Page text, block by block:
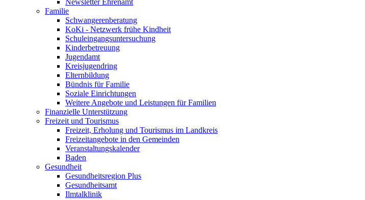
Newsletter Ehrenamt
Familie
Schwangerenberatung
KoKi - Netzwerk frühe Kindheit
Schuleingangsuntersuchung
Kinderbetreuung
Jugendamt
Kreisjugendring
Elternbildung
Bündnis für Familie
Soziale Einrichtungen
Weitere Angebote und Leistungen für Familien
Finanzielle Unterstützung
Freizeit und Tourismus
Freizeit, Erholung und Tourismus im Landkreis
Freizeitangebote in den Gemeinden
Veranstaltungskalender
Baden
Gesundheit
Gesundheitsregion Plus
Gesundheitsamt
Ilmtalklinik